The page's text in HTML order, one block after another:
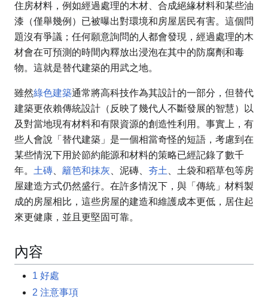
住房材料，例如經過處理的木材、合成絕緣材料和某些油
漆（僅舉幾例）已被曝出對環境和房屋居民有害。這個問
題沒有爭議；任何願意詢問的人都會發現，經過處理的木
材會在可預測的時間內釋放出浸泡在其中的防腐劑和毒
物。這就是替代建築的用武之地。
雖然綠色建築通常將高科技作為其設計的一部分，但替代
建築更依賴傳統設計（反映了幾代人不斷發展的智慧）以
及對當地現有材料和有限資源的創造性利用。事實上，有
些人會說「替代建築」是一個相當奇怪的短語，考慮到在
某些情況下用於節約能源和材料的策略已經記錄了數千
年。 土磚 籬笆和抹灰 、泥磚、 夯土
、土袋和稻草包等房
屋建造方式仍然盛行。在許多情況下，與「傳統」材料製
成的房屋相比，這些房屋的建造和維護成本更低，居住起
來更健康，並且更堅固可靠。
內容
1 好處
2 注意事項